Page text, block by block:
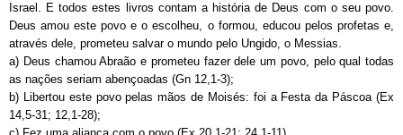
Israel. E todos estes livros contam a história de Deus com o seu povo.
Deus amou este povo e o escolheu, o formou, educou pelos profetas e,
através dele, prometeu salvar o mundo pelo Ungido, o Messias.
a) Deus chamou Abraão e prometeu fazer dele um povo, pelo qual todas
as nações seriam abençoadas (Gn 12,1-3);
b) Libertou este povo pelas mãos de Moisés: foi a Festa da Páscoa (Ex
14,5-31; 12,1-28);